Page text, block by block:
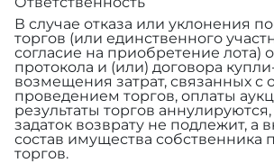
В случае отказа или уклонения
торгов (или единственного
согласие на приобретение лота)
протокола и (или) договора
возмещения затрат, связанных с
проведением торгов, оплаты
результаты торгов
задаток возврату не подлежит, а
состав имущества собственника
торгов.